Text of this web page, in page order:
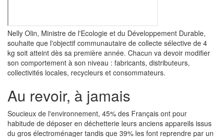
Nelly Olin, Ministre de l'Ecologie et du Développement Durable,
souhaite que l'objectif communautaire de collecte sélective de 4
kg soit atteint dès sa première année. Chacun va devoir modifier
son comportement à son niveau : fabricants, distributeurs,
collectivités locales, recycleurs et consommateurs.
Au revoir, à jamais
Soucieux de l'environnement, 45% des Français ont pour
habitude de déposer en déchetterie leurs anciens appareils issus
du gros électroménager tandis que 39% les font reprendre par un